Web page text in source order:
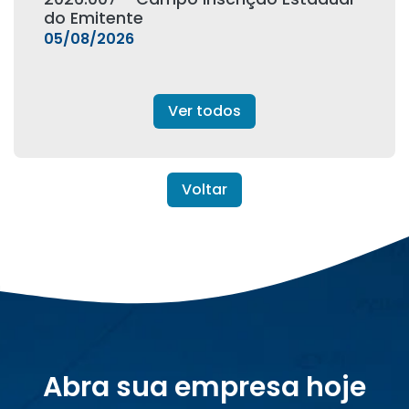
do Emitente
05/08/2026
Ver todos
Voltar
Abra sua empresa hoje